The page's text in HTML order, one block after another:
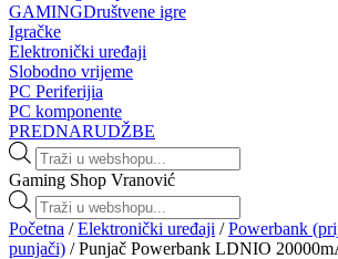
GAMINGDruštvene igre
Igračke
Elektronički uređaji
Slobodno vrijeme
PC Periferijia
PC komponente
PREDNARUDŽBE
Products
search
Gaming Shop Vranović
Products
search
Početna /Elektronički uređaji /Powerbank
punjači) / Punjač Powerbank LDNIO